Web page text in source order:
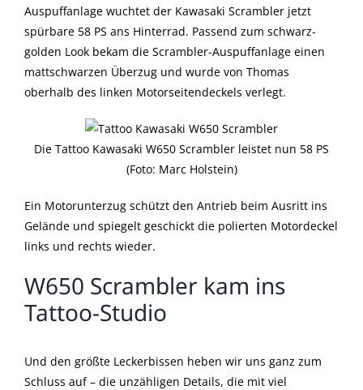
Auspuffanlage wuchtet der Kawasaki Scrambler jetzt
spürbare 58 PS ans Hinterrad. Passend zum schwarz-
golden Look bekam die Scrambler-Auspuffanlage einen
mattschwarzen Überzug und wurde von Thomas
oberhalb des linken Motorseitendeckels verlegt.
Die Tattoo Kawasaki W650 Scrambler leistet nun 58 PS
(Foto: Marc Holstein)
Ein Motorunterzug schützt den Antrieb beim Ausritt ins
Gelände und spiegelt geschickt die polierten Motordeckel
links und rechts wieder.
W650 Scrambler kam ins
Tattoo-Studio
Und den größte Leckerbissen heben wir uns ganz zum
Schluss auf – die unzähligen Details, die mit viel